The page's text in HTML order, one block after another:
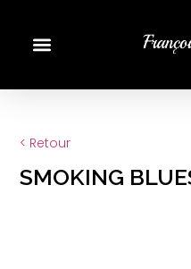
< Retour
SMOKING